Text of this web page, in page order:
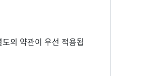
의 약관이 우선 적용됩